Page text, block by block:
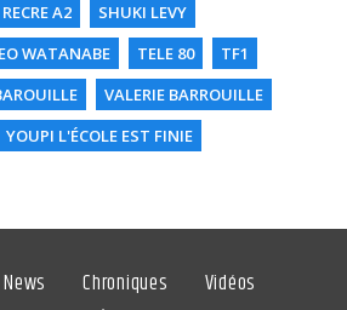
RECRE A2
SHUKI LEVY
WATANABE TELE 80
TF1
VALERIE BARROUILLE
YOUPI L'ÉCOLE EST FINIE
News Chroniques
Vidéos